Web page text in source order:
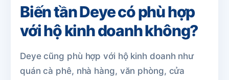
Biến tần Deye có phù hợp
với hộ kinh doanh không?
Deye cũng phù hợp với hộ kinh doanh như
quán cà phê, nhà hàng, văn phòng, cửa